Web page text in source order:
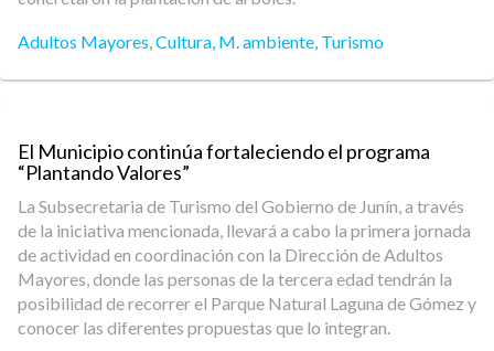
Adultos Mayores,Cultura, M. ambiente, Turismo
El Municipio continúa fortaleciendo el programa
“Plantando Valores”
La Subsecretaria de Turismo del Gobierno de Junín, a través
de la iniciativa mencionada, llevará a cabo la primera jornada
de actividad en coordinación con la Dirección de Adultos
Mayores, donde las personas de la tercera edad tendrán la
posibilidad de recorrer el Parque Natural Laguna de Gómez y
conocer las diferentes propuestas que lo integran.